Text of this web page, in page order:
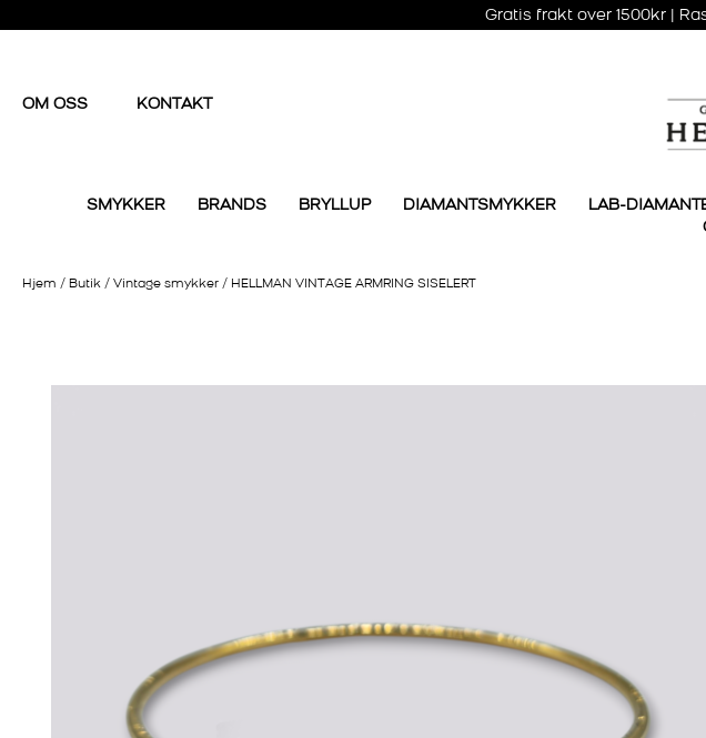
Gratis frakt over 1500kr |
OM OSS KONTAKT
SMYKKER BRANDS BRYLLUP DIAMANTSMYKKER LAB-
Hjem / Butik / Vintage smykker / HELLMAN VINTAGE ARMRING SISELERT